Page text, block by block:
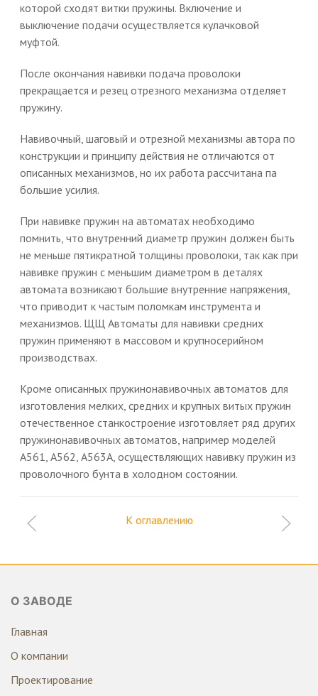
которой сходят витки пружины. Включение и
выключение подачи осуществляется кулачковой
муфтой.
После окончания навивки подача проволоки
прекращается и резец отрезного механизма отделяет
пружину.
Навивочный, шаговый и отрезной механизмы автора по
конструкции и принципу действия не отличаются от
описанных механизмов, но их работа рассчитана па
большие усилия.
При навивке пружин на автоматах необходимо
помнить, что внутренний диаметр пружин должен быть
не меньше пятикратной толщины проволоки, так как при
навивке пружин с меньшим диаметром в деталях
автомата возникают большие внутренние напряжения,
что приводит к частым поломкам инструмента и
механизмов. ЩЩ Автоматы для навивки средних
пружин применяют в массовом и крупносерийном
производствах.
Кроме описанных пружинонавивочных автоматов для
изготовления мелких, средних и крупных витых пружин
отечественное станкостроение изготовляет ряд других
пружинонавивочных автоматов, например моделей
А561, А562, А563А, осуществляющих навивку пружин из
проволочного бунта в холодном состоянии.
К оглавлению
О ЗАВОДЕ
Главная
О компании
Проектирование